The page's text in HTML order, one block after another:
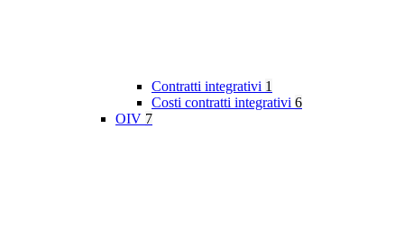
Contratti integrativi 1
Costi contratti integrativi 6
OIV 7